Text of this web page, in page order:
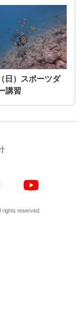
日）スポーツダ
講習
rights reserved.